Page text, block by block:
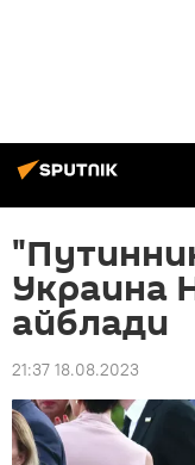
Украина
айблади
21:37 18.08.2023